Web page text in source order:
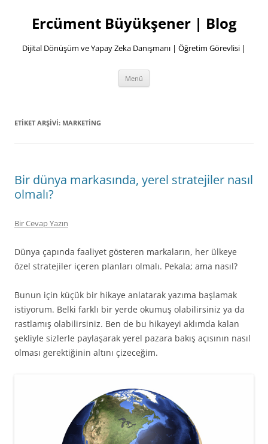
Ercüment Büyükşener | Blog
Dijital Dönüşüm ve Yapay Zeka Danışmanı | Öğretim Görevlisi |
Menü
ETIKET ARŞIVI: MARKETING
Bir dünya markasında, yerel stratejiler nasıl
olmalı?
Bir Cevap Yazın
Dünya çapında faaliyet gösteren markaların, her ülkeye
özel stratejiler içeren planları olmalı. Pekala; ama nasıl?
Bunun için küçük bir hikaye anlatarak yazıma başlamak
istiyorum. Belki farklı bir yerde okumuş olabilirsiniz ya da
rastlamış olabilirsiniz. Ben de bu hikayeyi aklımda kalan
şekliyle sizlerle paylaşarak yerel pazara bakış açısının nasıl
olması gerektiğinin altını çizeceğim.